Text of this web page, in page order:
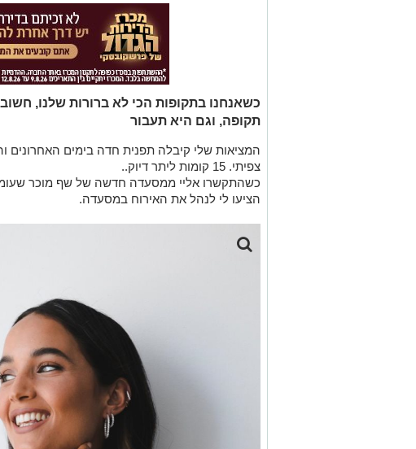
כשאנחנו בתקופות הכי לא ברורות שלנו,
תקופה, וגם היא תעבור
המציאות שלי קיבלה תפנית חדה בימים האחרונים
צפיתי. קומות ליתר דיוק..
כשהתקשרו אליי ממסעדה חדשה של שף מוכר
הציעו לי לנהל את האירוח במסעדה.